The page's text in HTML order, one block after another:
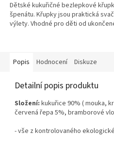
Dětské kukuřičné bezlepkové
špenátu. Křupky jsou praktická
výlety. Vhodné pro děti od
Popis Hodnocení Diskuze
Detailní popis produktu
Složení: kukuřice 90% ( mouka,
červená řepa 5%, bramborové
- vše z kontrolovaného